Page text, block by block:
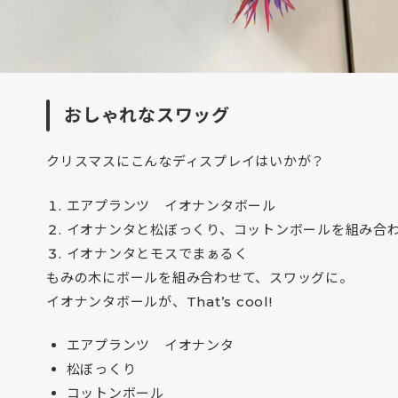
おしゃれなスワッグ
クリスマスにこんなディスプレイはいかが？
エアプランツ イオナンタボール
イオナンタと松ぼっくり、コットンボールを組み合
イオナンタとモスでまぁるく
もみの木にボールを組み合わせて、スワッグに。
イオナンタボールが、That’s cool!
エアプランツ イオナンタ
松ぼっくり
コットンボール